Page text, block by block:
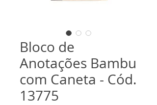
Bloco de
Anotações Bambu
com Caneta - Cód.
13775